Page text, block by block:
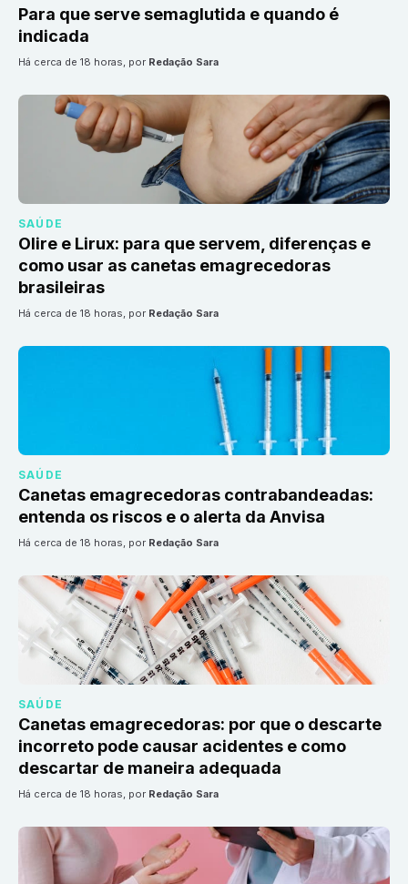
Para que serve semaglutida e quando é
indicada
há cerca de 18 horas, por Redação Sara
SAÚDE
Olire e Lirux: para que servem, diferenças e
como usar as canetas emagrecedoras
brasileiras
há cerca de 18 horas, por Redação Sara
SAÚDE
Canetas emagrecedoras contrabandeadas:
entenda os riscos e o alerta da Anvisa
há cerca de 18 horas, por Redação Sara
SAÚDE
Canetas emagrecedoras: por que o descarte
incorreto pode causar acidentes e como
descartar de maneira adequada
há cerca de 18 horas, por Redação Sara